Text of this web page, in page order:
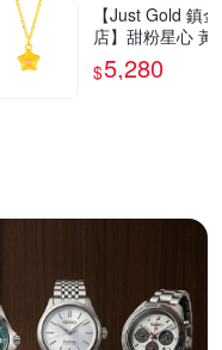
【Just Gold 鎮金
店】甜粉星心 黃
吊墜-不含鍊(網
定)
$5,280